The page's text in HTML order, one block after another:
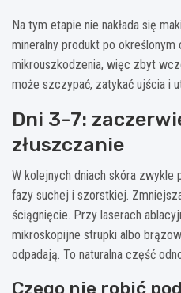
Na tym etapie nie nakłada się
mineralny produkt po
mikrouszkodzenia, więc zbyt
może szczypać, zatykać ujścia i
Dni 3-7:
złuszczanie
W kolejnych dniach skóra
fazy suchej i szorstkiej.
ściągnięcie. Przy laserach
mikroskopijne strupki albo
odpadają. To naturalna część
Czego nie robić